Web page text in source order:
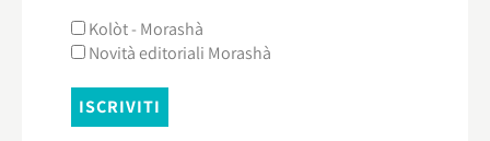
Kolòt - Morashà
Novità editoriali Morashà